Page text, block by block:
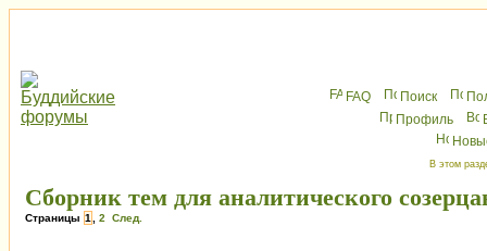
FAQ Поиск
Профиль
В этом
Сборник тем для аналитического
Страницы 1 2 След.